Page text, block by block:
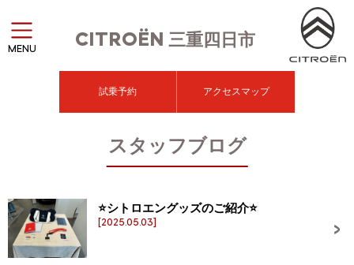
CITROËN 三重四日市
MENU
試乗予約 アクセスマップ
スタッフブログ
⭐シトロエングッズのご紹介⭐
[2025.05.03]